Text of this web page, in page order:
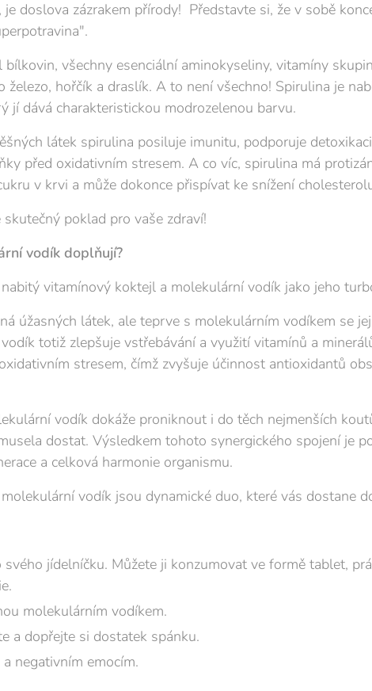
je doslova zázrakem přírody! Představte si, že v sobě
všechny esenciální aminokyseliny, vitamíny
železo, hořčík a draslík. A to není všechno! Spirulina je
jí dává charakteristickou modrozelenou barvu.
látek spirulina posiluje imunitu, podporuje
před oxidativním stresem. A co víc, spirulina má
v krvi a může dokonce přispívat ke snížení
poklad pro vaše zdraví!
vodík doplňují?
vitamínový koktejl a molekulární vodík jako jeho
úžasných látek, ale teprve s molekulárním vodíkem se
totiž zlepšuje vstřebávání a využití vitamínů a
stresem, čímž zvyšuje účinnost antioxidantů
vodík dokáže proniknout i do těch nejmenších
dostat. Výsledkem tohoto synergického spojení je
a celková harmonie organismu.
vodík jsou dynamické duo, které vás dostane
jídelníčku. Můžete ji konzumovat ve formě tablet,
molekulárním vodíkem.
a dopřejte si dostatek spánku.
negativním emocím.